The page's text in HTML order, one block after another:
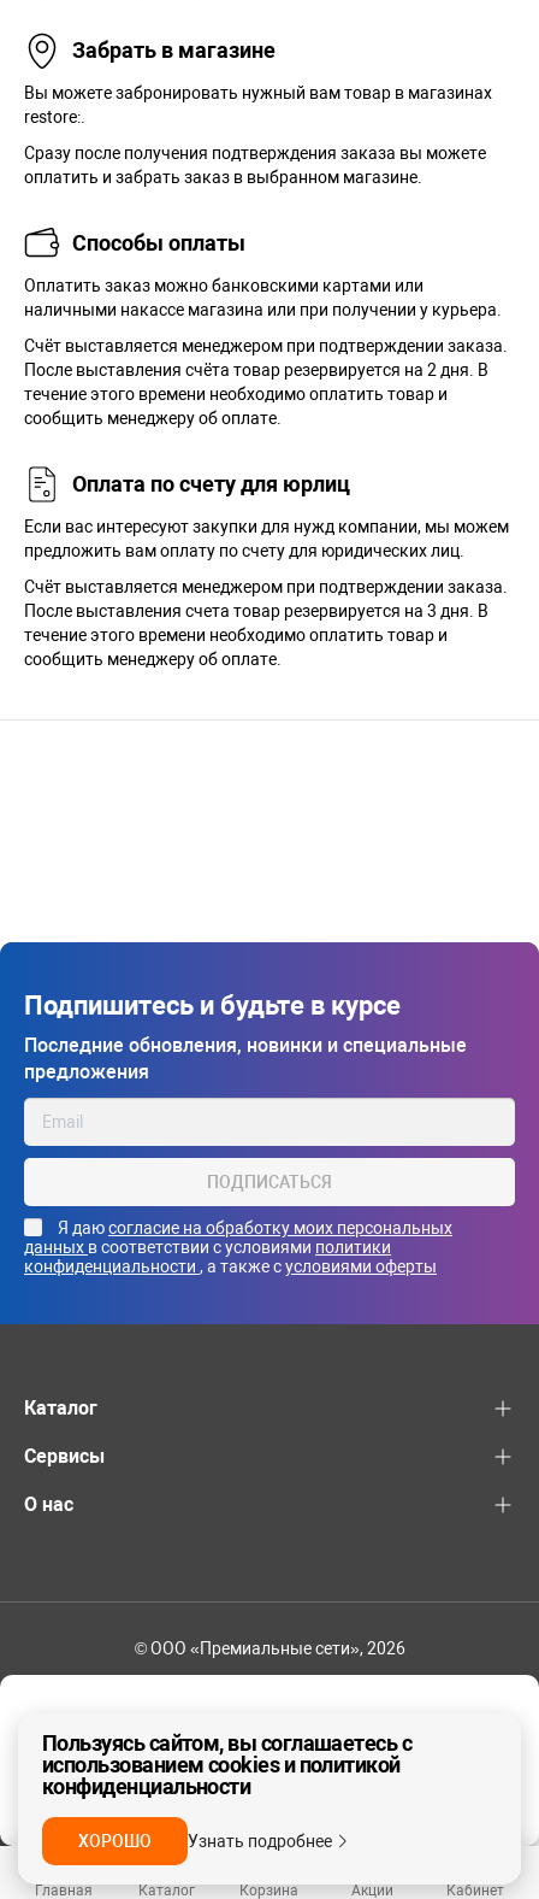
Главная Каталог Корзина Акции Кабинет
ДА, ВЕРНО
Забрать в магазине
Вы можете забронировать нужный вам товар в магазинах
restore:.
Сразу после получения подтверждения заказа вы можете
оплатить и забрать заказ в выбранном магазине.
Способы оплаты
Оплатить заказ можно банковскими картами или
наличными накассе магазина или при получении у курьера.
Cчёт выставляется менеджером при подтверждении заказа.
После выставления счёта товар резервируется на 2 дня. В
течение этого времени необходимо оплатить товар и
сообщить менеджеру об оплате.
Оплата по счету для юрлиц
Если вас интересуют закупки для нужд компании, мы можем
предложить вам оплату по счету для юридических лиц.
Счёт выставляется менеджером при подтверждении заказа.
После выставления счета товар резервируется на 3 дня. В
течение этого времени необходимо оплатить товар и
сообщить менеджеру об оплате.
Подпишитесь и будьте в курсе
Последние обновления, новинки и специальные
предложения
ПОДПИСАТЬСЯ
Я даюсогласие на обработку моих персональных
данных в соответствии с условиями политики
конфиденциальности , а также сусловиями оферты
Каталог
Сервисы
О нас
© ООО «Премиальные сети», 2026
Пользуясь сайтом, вы соглашаетесь с
использованием cookies и политикой
конфиденциальности
ХОРОШО Узнать подробнее